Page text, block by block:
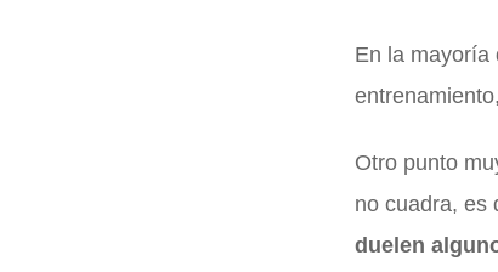
En la mayoría
Otro punto
no cuadra, es
duelen